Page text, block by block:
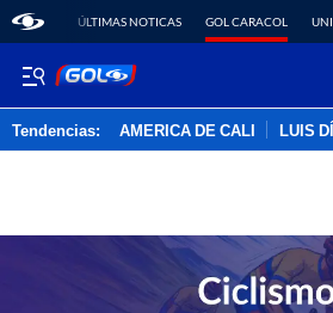
ÚLTIMAS NOTICAS GOL CARACOL
Tendencias: AMERICA DE CALI LUIS